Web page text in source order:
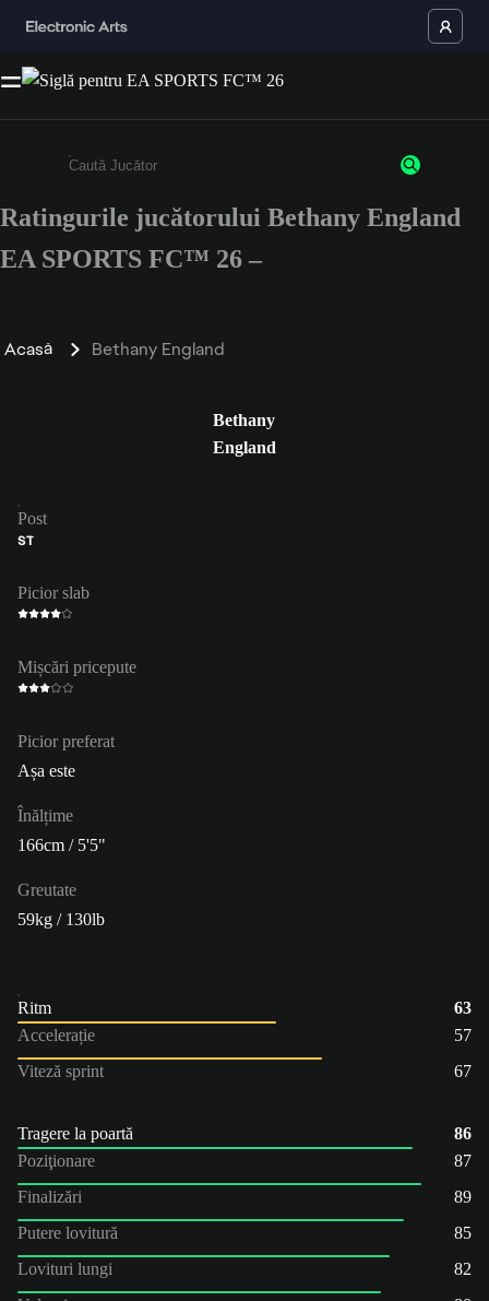
Enter a minimum of 3 characters or numbers
Ratingurile jucătorului Bethany England
EA SPORTS FC™ 26 –
Acasă Bethany England
Bethany
England
Post
ST
Picior slab
Mișcări pricepute
Picior preferat
Așa este
Înălțime
166cm / 5'5"
Greutate
59kg / 130lb
Ritm
63
Accelerație
57
Viteză sprint
67
Tragere la poartă
86
Poziţionare
87
Finalizări
89
Putere lovitură
85
Lovituri lungi
82